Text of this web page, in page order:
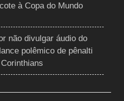
à Copa do Mundo
não divulgar áudio do
polêmico de pênalti